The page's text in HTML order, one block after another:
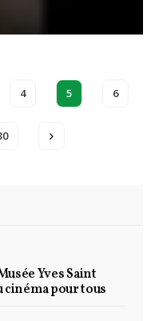
4 5 6
Yves Saint
cinéma pour tous